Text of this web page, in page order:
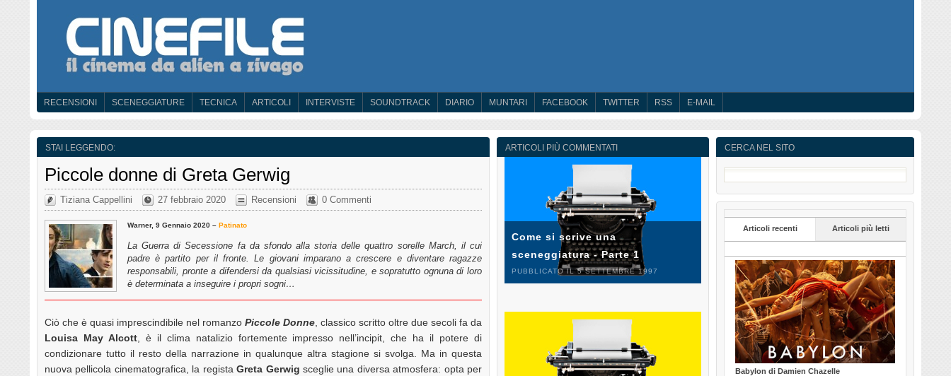
RECENSIONI SCENEGGIATURE TECNICA ARTICOLI INTERVISTE SOUNDTRACK DIARIO MUNTARI FACEBOOK TWITTER RSS E-MAIL
STAI LEGGENDO:
Piccole donne di Greta Gerwig
Tiziana Cappellini 27 febbraio 2020 Recensioni 0 Commenti
Warner, 9 Gennaio 2020 – Patinato
La Guerra di Secessione fa da sfondo alla storia delle quattro sorelle March, il cui
padre è partito per il fronte. Le giovani imparano a crescere e diventare ragazze
responsabili, pronte a difendersi da qualsiasi vicissitudine, e sopratutto ognuna di loro
è determinata a inseguire i propri sogni…
Ciò che è quasi imprescindibile nel romanzo Piccole Donne , classico scritto oltre due secoli fa da
Louisa May Alcott, è il clima natalizio fortemente impresso nell’incipit, che ha il potere di
condizionare tutto il resto della narrazione in qualunque altra stagione si svolga. Ma in questa
nuova pellicola cinematografica, la registaGreta Gerwig sceglie una diversa atmosfera: opta per
CERCA NEL SITO
Articoli recenti Articoli più letti
Babylon di Damien Chazelle
ARTICOLI PIÙ COMMENTATI
Come si scrive una
sceneggiatura - Parte 1
PUBBLICATO IL 5 SETTEMBRE 1997